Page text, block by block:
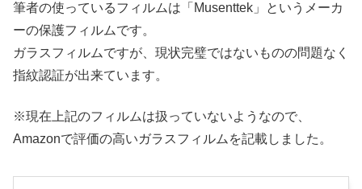
筆者の使っているフィルムは「‎Musenttek」というメーカ
ーの保護フィルムです。
ガラスフィルムですが、現状完璧ではないものの問題なく
指紋認証が出来ています。
※現在上記のフィルムは扱っていないようなので、
Amazonで評価の高いガラスフィルムを記載しました。